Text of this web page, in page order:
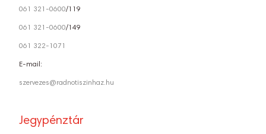
061 321-0600/119
061 321-0600/149
061 322-1071
E-mail:
szervezes@radnotiszinhaz.hu
Jegypénztár